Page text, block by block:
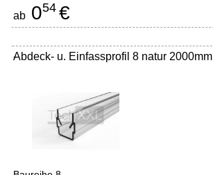
ab 054 €
Abdeck- u. Einfassprofil 8 natur 2000mm
-